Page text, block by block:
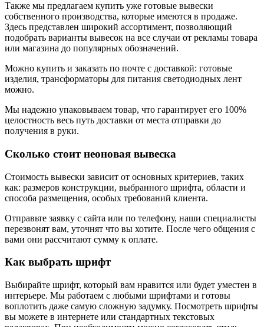
Также мы предлагаем купить уже готовые вывески
собственного производства, которые имеются в продаже.
Здесь представлен широкий ассортимент, позволяющий
подобрать варианты вывесок на все случаи от рекламы товара
или магазина до популярных обозначений.
Можно купить и заказать по почте с доставкой: готовые
изделия, трансформаторы для питания светодиодных лент
можно.
Мы надежно упаковываем товар, что гарантирует его 100%
целостность весь путь доставки от места отправки до
получения в руки.
Сколько стоит неоновая вывеска
Стоимость вывески зависит от основных критериев, таких
как: размеров конструкции, выбранного шрифта, области и
способа размещения, особых требований клиента.
Отправьте заявку с сайта или по телефону, наши специалисты
перезвонят вам, уточнят что вы хотите. После чего общения с
вами они рассчитают сумму к оплате.
Как выбрать шрифт
Выбирайте шрифт, который вам нравится или будет уместен в
интерьере. Мы работаем с любыми шрифтами и готовы
воплотить даже самую сложную задумку. Посмотреть шрифты
вы можете в интернете или стандартных текстовых